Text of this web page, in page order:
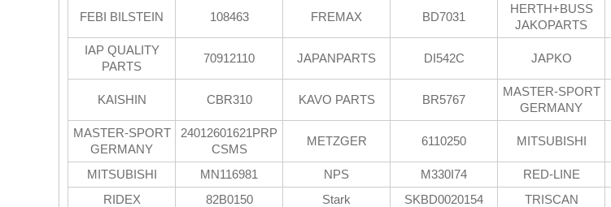
FEBI BILSTEIN 108463 FREMAX BD7031
HERTH+BUSS
JAKOPARTS
IAP QUALITY
PARTS
70912110 JAPANPARTS DI542C JAPKO
KAISHIN CBR310 KAVO PARTS BR5767
MASTER-SPORT
GERMANY
MASTER-SPORT
GERMANY
24012601621PRP
CSMS
METZGER 6110250 MITSUBISHI
MITSUBISHI MN116981 NPS M330I74 RED-LINE
RIDEX
82B0150 Stark SKBD0020154 TRISCAN